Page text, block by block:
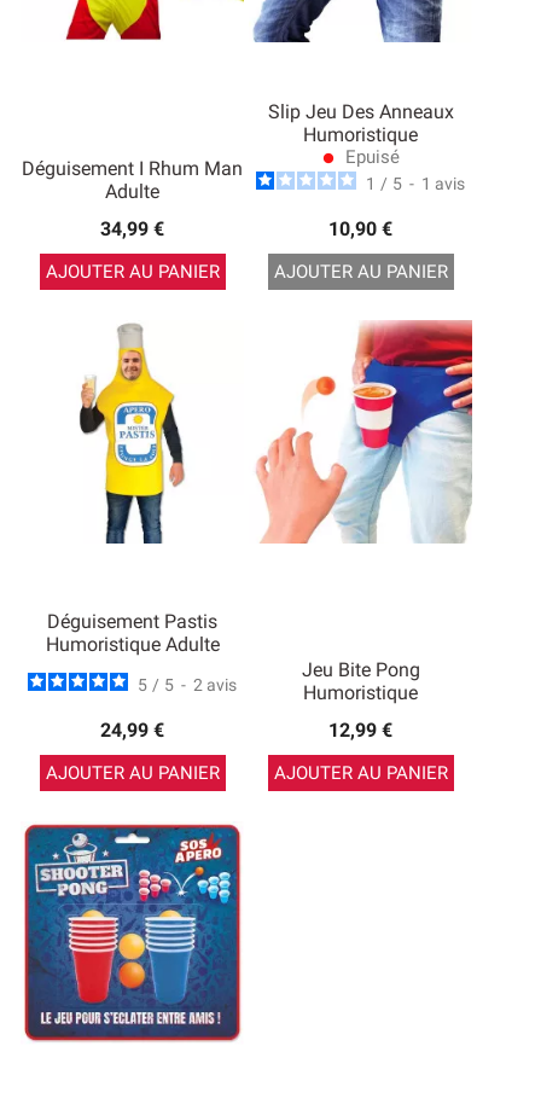
Déguisement I Rhum Man
Adulte
34,99 €
AJOUTER AU PANIER
Slip Jeu Des Anneaux
Humoristique
lens Epuisé
1 / 5 - 1 avis
10,90 €
AJOUTER AU PANIER
Déguisement Pastis
Humoristique Adulte
5 / 5 - 2 avis
24,99 €
AJOUTER AU PANIER
Jeu Bite Pong
Humoristique
12,99 €
AJOUTER AU PANIER